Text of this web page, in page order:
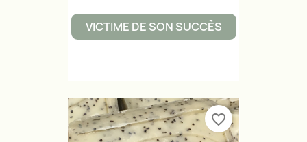
VICTIME DE SON SUCCÈS
favorite_border